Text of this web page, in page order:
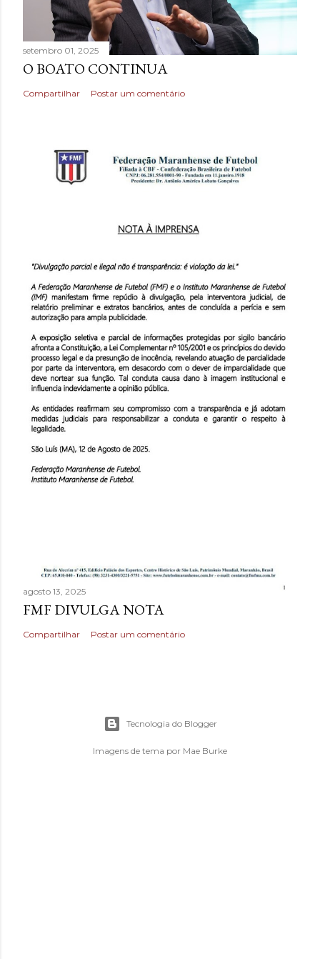
setembro 01, 2025
O BOATO CONTINUA
Compartilhar Postar um comentário
agosto 13, 2025
FMF DIVULGA NOTA
Compartilhar Postar um comentário
Tecnologia do Blogger
Imagens de tema por Mae Burke